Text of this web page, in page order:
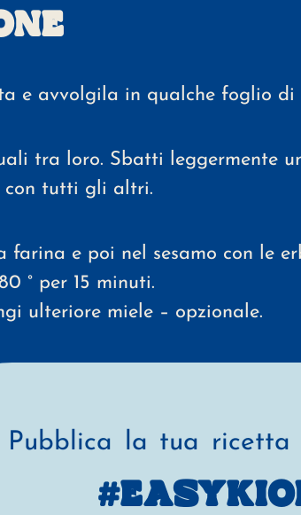
e avvolgila in qualche foglio di
tra loro. Sbatti leggermente
con tutti gli altri.
farina e poi nel sesamo con le
° per 15 minuti.
ulteriore miele – opzionale.
Pubblica la tua ricetta